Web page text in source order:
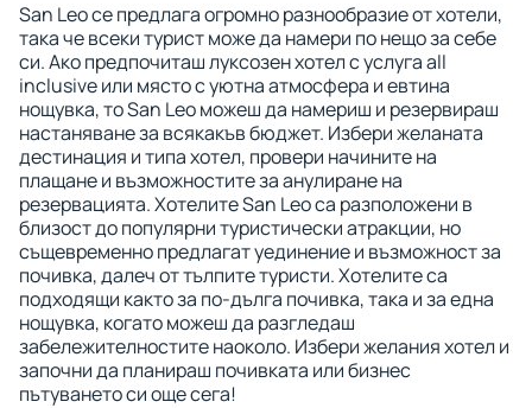
San Leo се предлага огромно разнообразие от хотели,
така че всеки турист може да намери по нещо за себе
си. Ако предпочиташ луксозен хотел с услуга all
inclusive или място с уютна атмосфера и евтина
нощувка, то San Leo можеш да намериш и резервираш
настаняване за всякакъв бюджет. Избери желаната
дестинация и типа хотел, провери начините на
плащане и възможностите за анулиране на
резервацията. Хотелите San Leo са разположени в
близост до популярни туристически атракции, но
същевременно предлагат уединение и възможност за
почивка, далеч от тълпите туристи. Хотелите са
подходящи както за по-дълга почивка, така и за една
нощувка, когато можеш да разгледаш
забележителностите наоколо. Избери желания хотел и
започни да планираш почивката или бизнес
пътуването си още сега!